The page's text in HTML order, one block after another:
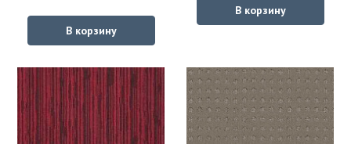
В корзину
В корзину